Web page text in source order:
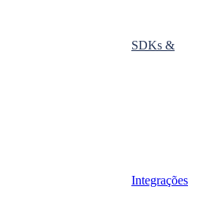
SDKs &
Integrações